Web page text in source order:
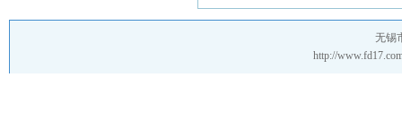
无锡
http://